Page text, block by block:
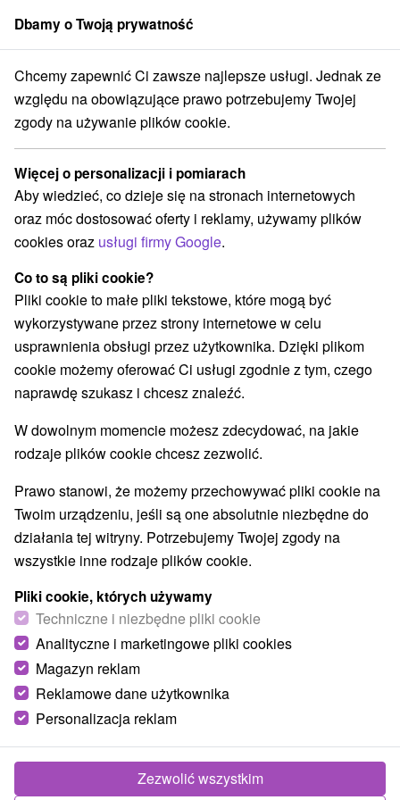
członek grupySorger
Mikuláš Słowackie Muzeum Ochrony Przyrody i Speleologii
Słowackie Muzeum Ochrony
Przyrody i Speleologii
Wyświetl stronę internetową Przejdź do
+421 44 547 72 10
Facebook
Opinii Google
Školská 4
031 01 Liptovský Mikuláš
GPS:
N +49° 4' 56.5''
E +19° 37' 1.32''
Region turystyczny
Nízke Tatry, Jasná, Liptov, v Tatrách, Severné Slovensko,
Dbamy o Twoją prywatność
Chcemy zapewnić Ci zawsze najlepsze usługi. Jednak ze
względu na obowiązujące prawo potrzebujemy Twojej
zgody na używanie plików cookie.
Więcej o personalizacji i pomiarach
Aby wiedzieć, co dzieje się na stronach internetowych
oraz móc dostosować oferty i reklamy, używamy plików
cookies oraz usługi firmy Google.
Co to są pliki cookie?
Pliki cookie to małe pliki tekstowe, które mogą być
wykorzystywane przez strony internetowe w celu
usprawnienia obsługi przez użytkownika. Dzięki plikom
cookie możemy oferować Ci usługi zgodnie z tym, czego
naprawdę szukasz i chcesz znaleźć.
W dowolnym momencie możesz zdecydować, na jakie
rodzaje plików cookie chcesz zezwolić.
Prawo stanowi, że możemy przechowywać pliki cookie na
Twoim urządzeniu, jeśli są one absolutnie niezbędne do
działania tej witryny. Potrzebujemy Twojej zgody na
wszystkie inne rodzaje plików cookie.
Pliki cookie, których używamy
Techniczne i niezbędne pliki cookie
Analityczne i marketingowe pliki cookies
Magazyn reklam
Reklamowe dane użytkownika
Personalizacja reklam
Zezwolić wszystkim